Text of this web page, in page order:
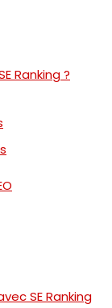
Ranking ?
SE Ranking